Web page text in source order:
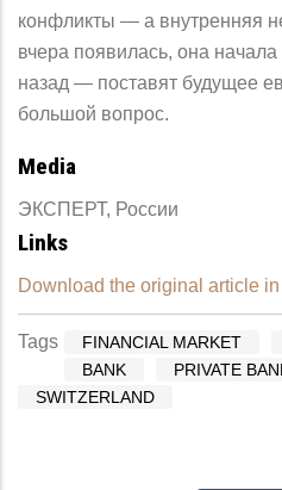
конфликты — а внутренняя
вчера появилась, она начала
назад — поставят будущее
большой вопрос.
Media
ЭКСПЕРТ, России
Links
Download the original article
Tags FINANCIAL MARKET
BANK
PRIVATE
SWITZERLAND